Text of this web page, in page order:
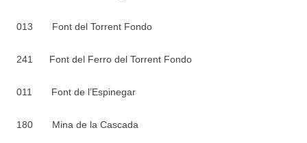
013 Font del Torrent Fondo
241 Font del Ferro del Torrent Fondo
011 Font de l’Espinegar
180 Mina de la Cascada